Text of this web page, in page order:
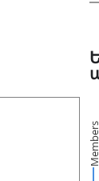
Members